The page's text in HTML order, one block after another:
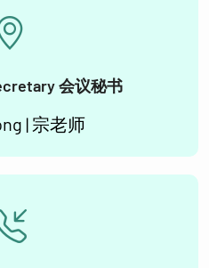
会议秘书
| 宗老师